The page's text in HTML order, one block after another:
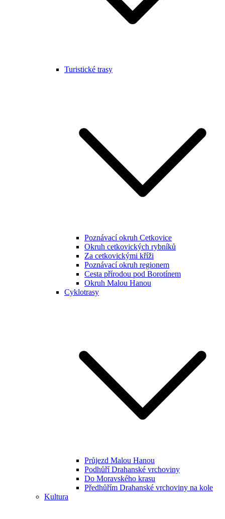
Turistické trasy
Poznávací okruh Cetkovice
Okruh cetkovických rybníků
Za cetkovickými kříži
Poznávací okruh regionem
Cesta přírodou pod Borotínem
Okruh Malou Hanou
Cyklotrasy
Průjezd Malou Hanou
Podhůří Drahanské vrchoviny
Do Moravského krasu
Předhůřím Drahanské vrchoviny na kole
Kultura